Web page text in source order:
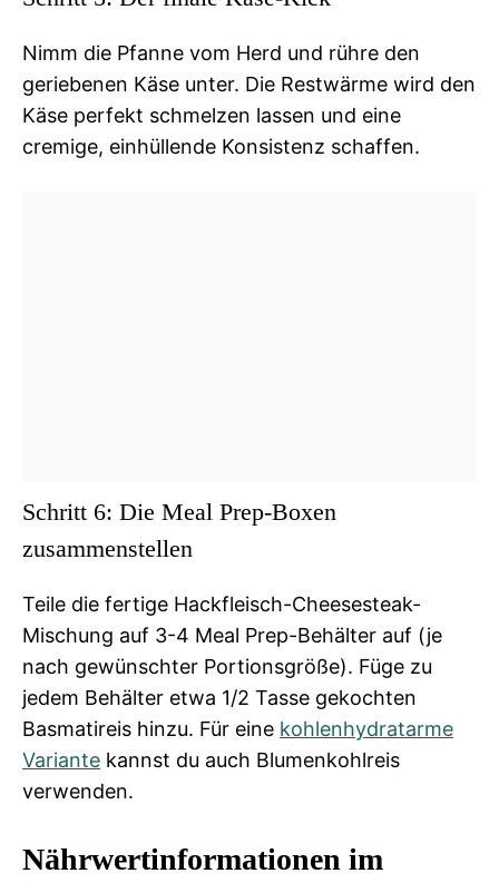
Nimm die Pfanne vom Herd und rühre den
geriebenen Käse unter. Die Restwärme wird den
Käse perfekt schmelzen lassen und eine
cremige, einhüllende Konsistenz schaffen.
Schritt 6: Die Meal Prep-Boxen
zusammenstellen
Teile die fertige Hackfleisch-Cheesesteak-
Mischung auf 3-4 Meal Prep-Behälter auf (je
nach gewünschter Portionsgröße). Füge zu
jedem Behälter etwa 1/2 Tasse gekochten
Basmatireis hinzu. Für eine kohlenhydratarme
Variante kannst du auch Blumenkohlreis
verwenden.
Nährwertinformationen im